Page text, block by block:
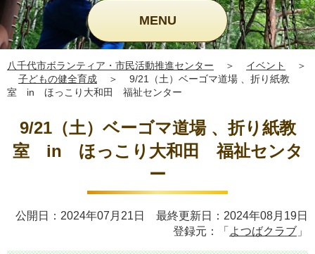
MENU
八千代市ボランティア・市民活動推進センター ＞ イベント
＞
子どもの健全育成
＞
9/21（土）ベーゴマ道場 、折り紙教
室 in ほっこり大和田 福祉センター
9/21（土）ベーゴマ道場 、折り紙教
室 in ほっこり大和田 福祉センタ
ー
公開日：2024年07月21日 最終更新日：2024年08月19日
登録元：「 よつばクラブ 」